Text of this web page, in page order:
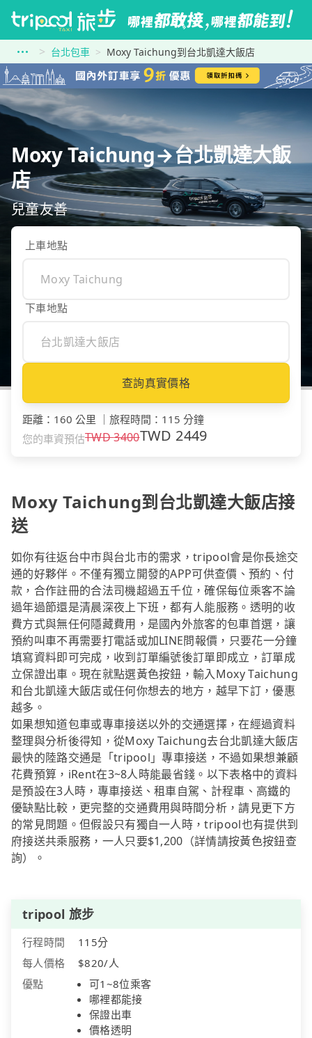
台北包車 Moxy Taichung到台北凱達大飯店
Moxy Taichung→台北凱達大飯
店
兒童友善
上車地點
下車地點
查詢真實價格
距離 ： 160 公里 旅程時間 ： 115 分鐘
您的車資預估TWD3400TWD 2449
Moxy Taichung到台北凱達大飯店接
送
如你有往返台中市與台北市的需求，tripool會是你長途交
通的好夥伴。不僅有獨立開發的APP可供查價、預約、付
款，合作註冊的合法司機超過五千位，確保每位乘客不論
過年過節還是清晨深夜上下班，都有人能服務。透明的收
費方式與無任何隱藏費用，是國內外旅客的包車首選，讓
預約叫車不再需要打電話或加LINE問報價，只要花一分鐘
填寫資料即可完成，收到訂單編號後訂單即成立，訂單成
立保證出車。現在就點選黃色按鈕，輸入Moxy Taichung
和台北凱達大飯店或任何你想去的地方，越早下訂，優惠
越多。
如果想知道包車或專車接送以外的交通選擇，在經過資料
整理與分析後得知，從Moxy Taichung去台北凱達大飯店
最快的陸路交通是「tripool」專車接送，不過如果想兼顧
花費預算，iRent在3~8人時能最省錢。以下表格中的資料
是預設在3人時，專車接送、租車自駕、計程車、高鐵的
優缺點比較，更完整的交通費用與時間分析，請見更下方
的常見問題。但假設只有獨自一人時，tripool也有提供到
府接送共乘服務，一人只要$1,200（詳情請按黃色按鈕查
詢）。
tripool 旅步
行程時間
115分
每人價格
$820/人
優點
可1~8位乘客
哪裡都能接
保證出車
價格透明